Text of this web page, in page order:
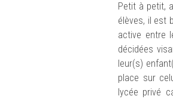
Petit à petit,
élèves, il est
active entre
décidées
leur(s)
place sur
lycée privé